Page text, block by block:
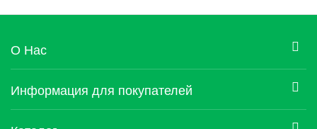
О Нас
Информация для покупателей